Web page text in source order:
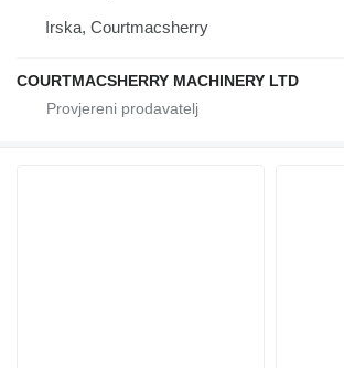
Irska, Courtmacsherry
COURTMACSHERRY MACHINERY LTD